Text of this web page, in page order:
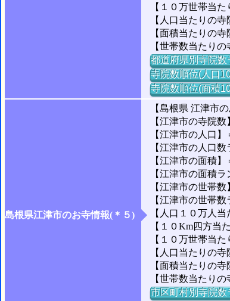
【１０万世帯当
【人口当たりの
【面積当たりの
【世帯数当たり
都道府県別寺院数
寺院数順位(人口
寺院数順位(面積
島根県江津市のお寺情報(＊５)
【島根県 江津市
【江津市の寺院
【江津市の人口】
【江津市の人口
【江津市の面積
【江津市の面積
【江津市の世帯数
【江津市の世帯
【人口１０万人
【１０Km四方当
【１０万世帯当
【人口当たりの
【面積当たりの
【世帯数当たり
市区町村別寺院数